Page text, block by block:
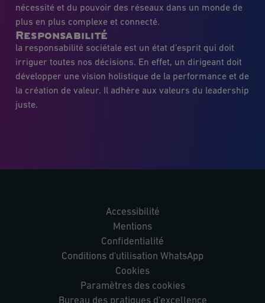
nécessité et du pouvoir des réseaux dans un monde de
plus en plus complexe et connecté.
Responsabilité
la responsabilité sociétale est un état d’esprit qui doit
irriguer toutes nos décisions. En effet, un dirigeant doit
développer une vision holistique de la performance et de
la création de valeur. Il adhère aux valeurs du leadership
juste.
Accessibilité
Mentions
Confidentialité
Conditions d'utilisation WhatsApp
Cookies
Paramètres des cookies
Bureau des pratiques d'excellence